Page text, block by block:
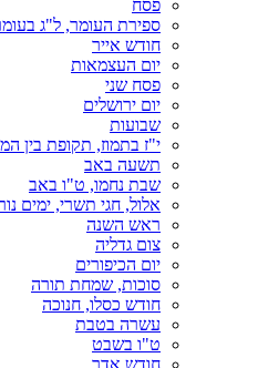
פסח
ספירת העומר, ל"ג
חודש אייר
יום העצמאות
פסח שני
יום ירושלים
שבועות
י"ז בתמוז, תקופת בין
תשעה באב
שבת נחמו, ט"ו באב
אלול, חגי תשרי, ימים
ראש השנה
צום גדליה
יום הכיפורים
סוכות, שמחת תורה
חודש כסלו, חנוכה
עשרה בטבת
ט"ו בשבט